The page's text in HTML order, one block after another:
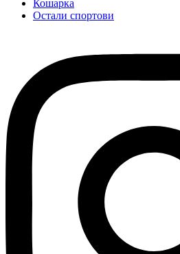
Кошарка
Остали спортови